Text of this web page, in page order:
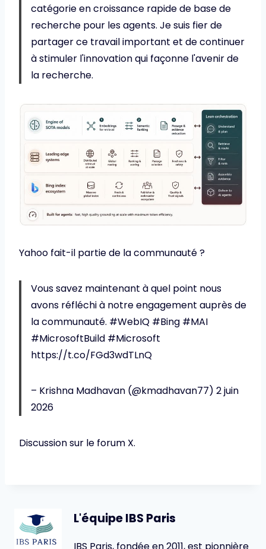
catégorie en croissance rapide de base de
recherche pour les agents. Je suis fier de
partager ce travail important et de continuer
à stimuler l'innovation qui façonne l'avenir de
la recherche.
Yahoo fait-il partie de la communauté ?
Vous savez maintenant à quel point nous
avons réfléchi à notre engagement auprès de
la communauté. #WebIQ #Bing #MAI
#MicrosoftBuild #Microsoft
https://t.co/FGd3wdTLnQ
– Krishna Madhavan (@kmadhavan77) 2 juin
2026
Discussion sur le forum X.
L'équipe IBS Paris